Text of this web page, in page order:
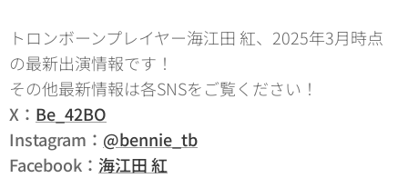
トロンボーンプレイヤー海江田 紅、2025年3月時点
の最新出演情報です！
その他最新情報は各SNSをご覧ください！
X： Be_42BO
Instagram： @bennie_tb
Facebook： 海江田 紅